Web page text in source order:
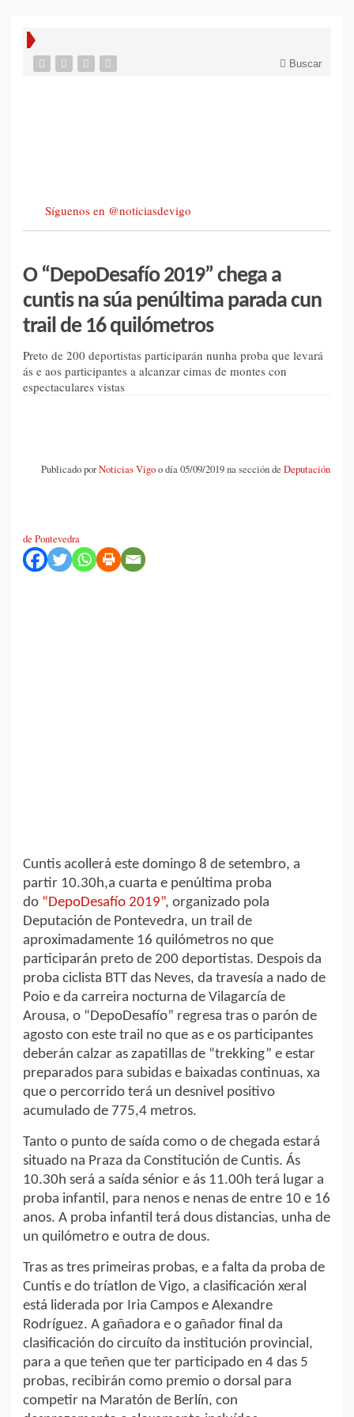
Buscar
Síguenos en @noticiasdevigo
O “DepoDesafío 2019” chega a
cuntis na súa penúltima parada cun
trail de 16 quilómetros
Preto de 200 deportistas participarán nunha proba que levará
ás e aos participantes a alcanzar cimas de montes con
espectaculares vistas
Publicado porNoticias Vigoo día 05/09/2019 na sección de Deputación
de Pontevedra
Cuntis acollerá este domingo 8 de setembro, a
partir 10.30h,a cuarta e penúltima proba
do “DepoDesafío 2019”, organizado pola
Deputación de Pontevedra, un trail de
aproximadamente 16 quilómetros no que
participarán preto de 200 deportistas. Despois da
proba ciclista BTT das Neves, da travesía a nado de
Poio e da carreira nocturna de Vilagarcía de
Arousa, o “DepoDesafío” regresa tras o parón de
agosto con este trail no que as e os participantes
deberán calzar as zapatillas de “trekking” e estar
preparados para subidas e baixadas continuas, xa
que o percorrido terá un desnivel positivo
acumulado de 775,4 metros.
Tanto o punto de saída como o de chegada estará
situado na Praza da Constitución de Cuntis. Ás
10.30h será a saída sénior e ás 11.00h terá lugar a
proba infantil, para nenos e nenas de entre 10 e 16
anos. A proba infantil terá dous distancias, unha de
un quilómetro e outra de dous.
Tras as tres primeiras probas, e a falta da proba de
Cuntis e do tríatlon de Vigo, a clasificación xeral
está liderada por Iria Campos e Alexandre
Rodríguez. A gañadora e o gañador final da
clasificación do circuíto da institución provincial,
para a que teñen que ter participado en 4 das 5
probas, recibirán como premio o dorsal para
competir na Maratón de Berlín, con